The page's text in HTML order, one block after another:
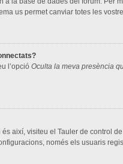
us permet canviar totes les
l’opció Oculta la meva presència
així, visiteu el Tauler de control
només els usuaris